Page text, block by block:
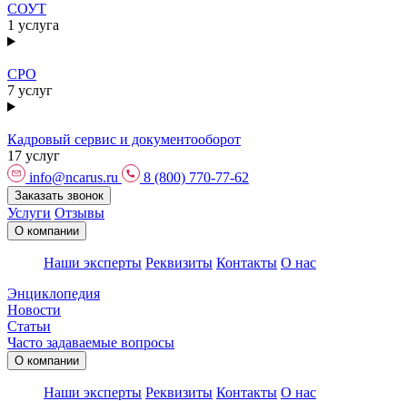
СОУТ
1 услуга
СРО
7 услуг
Кадровый сервис и документооборот
17 услуг
info@ncarus.ru
8 (800) 770-77-62
Заказать звонок
Услуги Отзывы
О компании
Наши эксперты Реквизиты Контакты О нас
Энциклопедия
Новости
Статьи
Часто задаваемые вопросы
О компании
Наши эксперты Реквизиты Контакты О нас